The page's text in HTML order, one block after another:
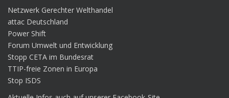
Netzwerk Gerechter Welthandel
attac Deutschland
Power Shift
Forum Umwelt und Entwicklung
Stopp CETA im Bundesrat
TTIP-freie Zonen in Europa
Stop ISDS